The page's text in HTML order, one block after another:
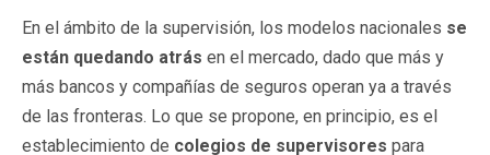
En el ámbito de la supervisión, los modelos nacionales se
están quedando atrás en el mercado, dado que más y
más bancos y compañías de seguros operan ya a través
de las fronteras. Lo que se propone, en principio, es el
establecimiento de colegios de supervisores para